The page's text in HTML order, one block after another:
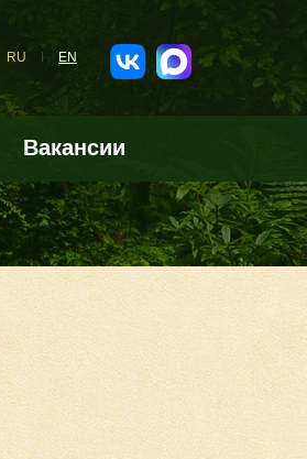
RU EN
Вакансии